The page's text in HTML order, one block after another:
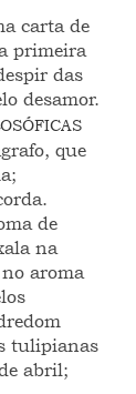
carta de
primeira
das
desamor.
que
de
na
aroma
tulipianas
abril;